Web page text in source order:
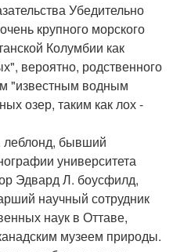
Убедительно
крупного морского
Колумбии как
вероятно, родственного
"известным водным
озер, таким как лох -
леблонд, бывший
университета
Эдвард Л. боусфилд,
научный сотрудник
наук в Оттаве,
музеем природы.